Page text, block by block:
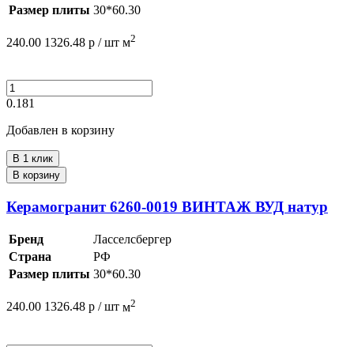
Размер плиты 30*60.30
240.00 1326.48 р / шт м2
0.181
Добавлен в корзину
В 1 клик
В корзину
Керамогранит 6260-0019 ВИНТАЖ ВУД натур
Бренд
Ласселсбергер
Страна
РФ
Размер плиты 30*60.30
240.00 1326.48 р / шт м2